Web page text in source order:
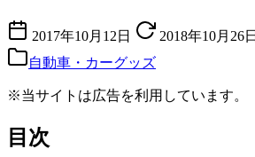
2017年10月12日
2018年10月26日
自動車・カーグッズ
※当サイトは広告を利用しています。
目次